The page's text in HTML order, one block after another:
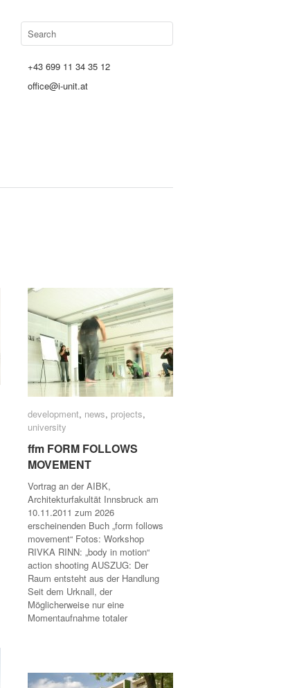
+43 699 11 34 35 12
office@i-unit.at
development, news, projects,
university
ffm FORM FOLLOWS
MOVEMENT
Vortrag an der AIBK,
Architekturfakultät Innsbruck am
10.11.2011 zum 2026
erscheinenden Buch „form follows
movement“ Fotos: Workshop
RIVKA RINN: „body in motion“
action shooting AUSZUG: Der
Raum entsteht aus der Handlung
Seit dem Urknall, der
Möglicherweise nur eine
Momentaufnahme totaler
development news projects
university
ffm FORM FOLLOWS
MOVEMENT